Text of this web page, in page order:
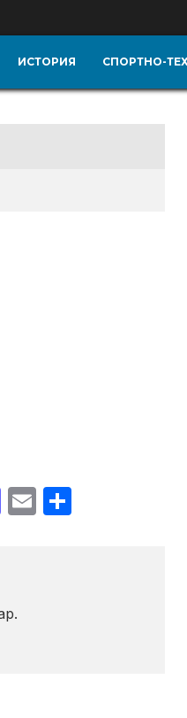
ИСТОРИЯ СПОРТНО-
Mastodon
EmailShare